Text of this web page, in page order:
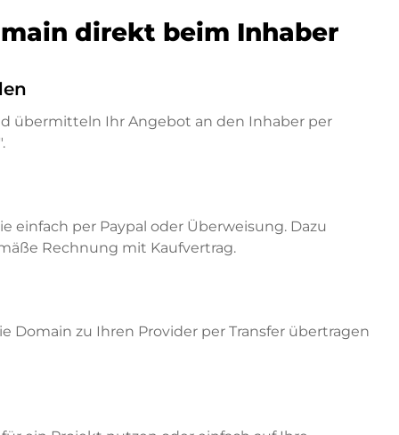
direkt beim Inhaber
übermitteln Ihr Angebot an den Inhaber per
einfach per Paypal oder Überweisung. Dazu
Rechnung mit Kaufvertrag.
Domain zu Ihren Provider per Transfer übertragen